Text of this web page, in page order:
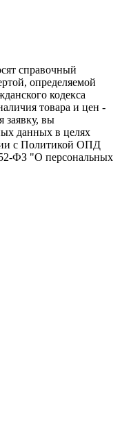
справочный
определяемой
кодекса
товара и цен -
заявку, вы
данных в целях
с Политикой ОПД
ФЗ "О персональных